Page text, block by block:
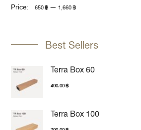
Price: 650 ฿ —1,660 ฿
Best Sellers
Terra Box 60
490.00฿
Terra Box 100